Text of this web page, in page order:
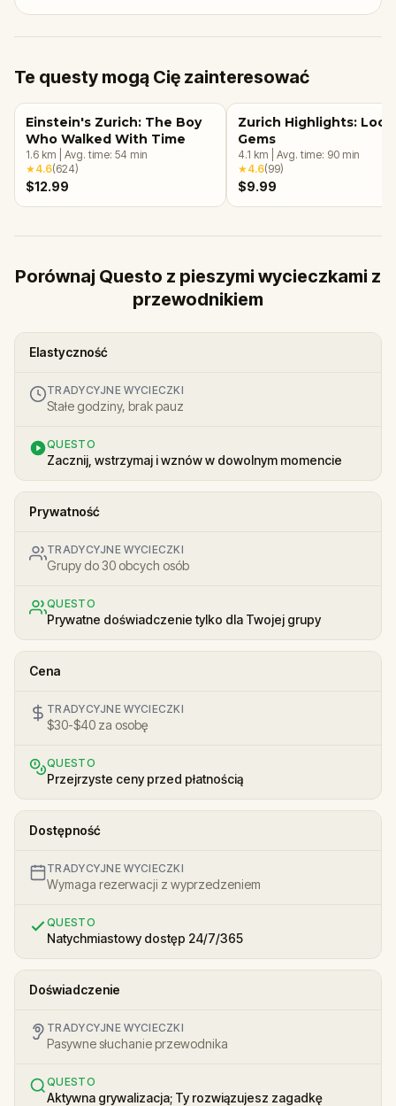
Te questy mogą Cię zainteresować
Einstein's Zurich: The Boy
Who Walked With Time
1.6 km Avg. time: 54 min
★4.6(624)
$12.99
Zurich Highlights: Local
Gems
4.1 km Avg. time: 90 min
★4.6(99)
$9.99
Porównaj Questo z pieszymi wycieczkami z
przewodnikiem
Elastyczność
TRADYCYJNE WYCIECZKI
Stałe godziny, brak pauz
QUESTO
Zacznij, wstrzymaj i wznów w dowolnym momencie
Prywatność
TRADYCYJNE WYCIECZKI
Grupy do 30 obcych osób
QUESTO
Prywatne doświadczenie tylko dla Twojej grupy
Cena
TRADYCYJNE WYCIECZKI
$30-$40 za osobę
QUESTO
Przejrzyste ceny przed płatnością
Dostępność
TRADYCYJNE WYCIECZKI
Wymaga rezerwacji z wyprzedzeniem
QUESTO
Natychmiastowy dostęp 24/7/365
Doświadczenie
TRADYCYJNE WYCIECZKI
Pasywne słuchanie przewodnika
QUESTO
Aktywna grywalizacja; Ty rozwiązujesz zagadkę